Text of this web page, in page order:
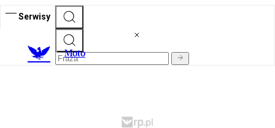
Serwisy
Moto